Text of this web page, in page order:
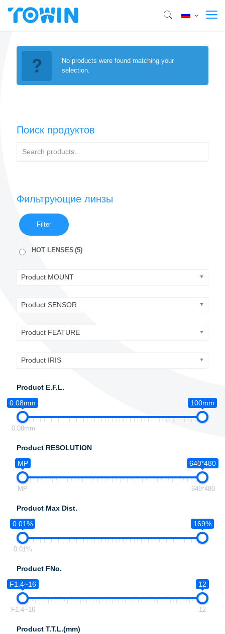
No products were found matching your
selection.
Поиск продуктов
Фильтрующие линзы
Filter
HOT LENSES (5)
Product MOUNT
Product SENSOR
Product FEATURE
Product IRIS
Product E.F.L.
0.08mm
100mm
0.08mm
Product RESOLUTION
MP
640*480
MP 640*480
Product Max Dist.
0.01%
169%
0.01%
Product FNo.
F1.4~16
12
F1.4~16 12
Product T.T.L.(mm)